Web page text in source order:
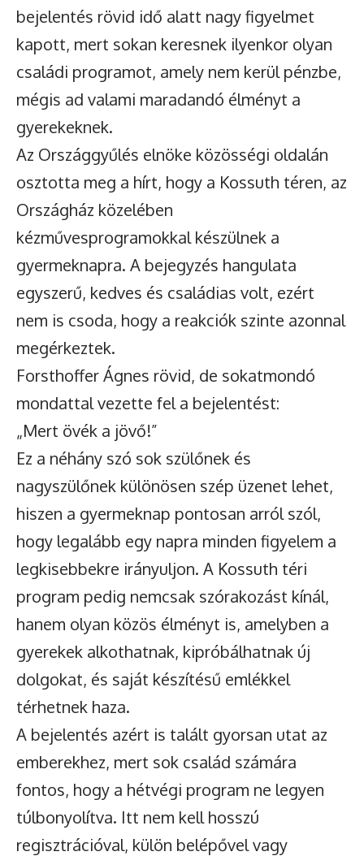
bejelentés rövid idő alatt nagy figyelmet
kapott, mert sokan keresnek ilyenkor olyan
családi programot, amely nem kerül pénzbe,
mégis ad valami maradandó élményt a
gyerekeknek.
Az Országgyűlés elnöke közösségi oldalán
osztotta meg a hírt, hogy a Kossuth téren, az
Országház közelében
kézművesprogramokkal készülnek a
gyermeknapra. A bejegyzés hangulata
egyszerű, kedves és családias volt, ezért
nem is csoda, hogy a reakciók szinte azonnal
megérkeztek.
Forsthoffer Ágnes rövid, de sokatmondó
mondattal vezette fel a bejelentést:
„Mert övék a jövő!”
Ez a néhány szó sok szülőnek és
nagyszülőnek különösen szép üzenet lehet,
hiszen a gyermeknap pontosan arról szól,
hogy legalább egy napra minden figyelem a
legkisebbekre irányuljon. A Kossuth téri
program pedig nemcsak szórakozást kínál,
hanem olyan közös élményt is, amelyben a
gyerekek alkothatnak, kipróbálhatnak új
dolgokat, és saját készítésű emlékkel
térhetnek haza.
A bejelentés azért is talált gyorsan utat az
emberekhez, mert sok család számára
fontos, hogy a hétvégi program ne legyen
túlbonyolítva. Itt nem kell hosszú
regisztrációval, külön belépővel vagy